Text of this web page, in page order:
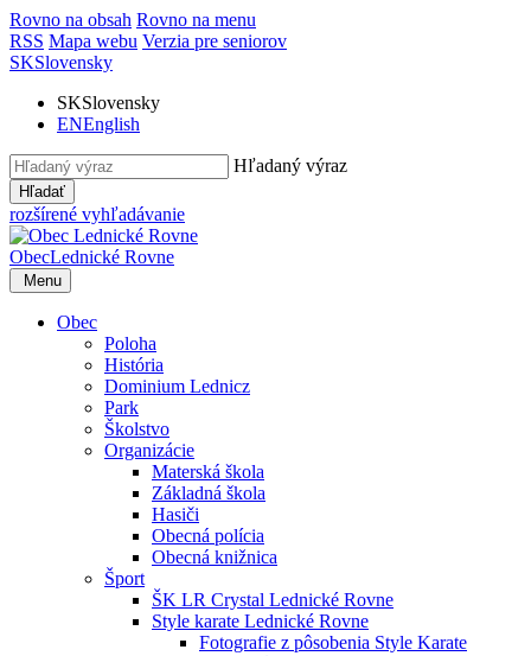
Rovno na obsah Rovno na menu
RSS Mapa webu Verzia pre seniorov
SKSlovensky
SKSlovensky
ENEnglish
Hľadaný výraz
Hľadať
rozšírené vyhľadávanie
ObecLednické Rovne
Menu
Obec
Poloha
História
Dominium Lednicz
Park
Školstvo
Organizácie
Materská škola
Základná škola
Hasiči
Obecná polícia
Obecná knižnica
Šport
ŠK LR Crystal Lednické Rovne
Style karate Lednické Rovne
Fotografie z pôsobenia Style Karate